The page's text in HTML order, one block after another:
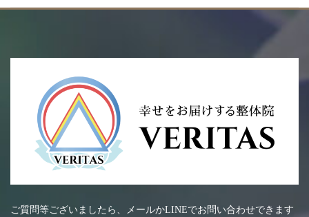
ご質問等ございましたら、メールかLINEでお問い合わせできます